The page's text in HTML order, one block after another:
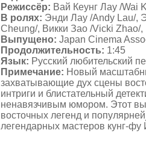
Режиссёр: Вай Кеунг Лау /Wai
В ролях: Энди Лау /Andy Lau/,
Cheung/, Викки Зао /Vicki Zhao/,
Выпущено: Japan Cinema
Продолжительность: 1:45
Язык: Русский любительский
Примечание: Новый
захватывающие дух сцены
интриги и блистательный
ненавязчивым юмором. Этот
восточных легенд и
легендарных мастеров кунг-